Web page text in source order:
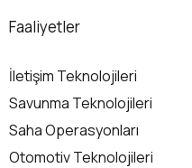
Faaliyetler
İletişim Teknolojileri
Savunma Teknolojileri
Saha Operasyonları
Otomotiv Teknolojileri